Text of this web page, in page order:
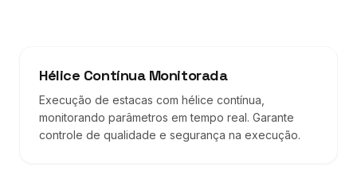
Hélice Contínua Monitorada
Execução de estacas com hélice contínua,
monitorando parâmetros em tempo real. Garante
controle de qualidade e segurança na execução.